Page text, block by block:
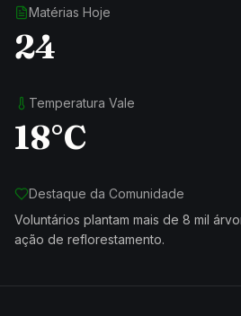
Matérias Hoje
24
Temperatura Vale
18°C
Destaque da Comunidade
Voluntários plantam mais de 8 mil
ação de reflorestamento.